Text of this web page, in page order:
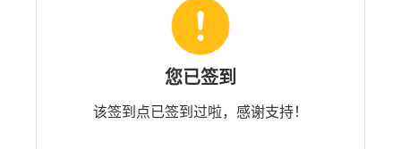
您已签到
该签到点已签到过啦，感谢支持！